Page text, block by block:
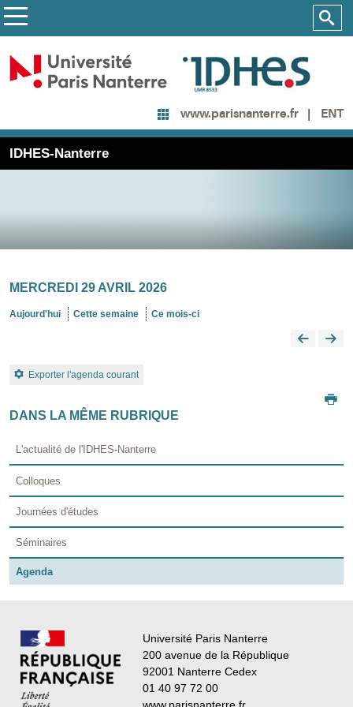
www.parisnanterre.fr ENT
IDHES-Nanterre
MERCREDI 29 AVRIL 2026
Aujourd'hui Cette semaine Ce mois-ci
Exporter l'agenda courant
DANS LA MÊME RUBRIQUE
L'actualité de l'IDHES-Nanterre
Colloques
Journées d'études
Séminaires
Agenda
Université Paris Nanterre
200 avenue de la République
92001 Nanterre Cedex
01 40 97 72 00